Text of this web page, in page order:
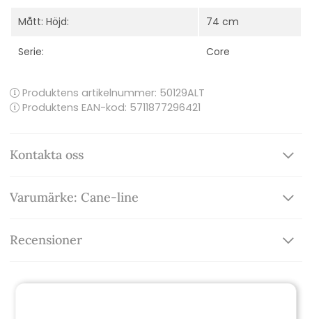
Mått: Höjd: 74 cm
Serie: Core
Produktens artikelnummer: 50129ALT
Produktens EAN-kod: 5711877296421
Kontakta oss
Varumärke: Cane-line
Recensioner